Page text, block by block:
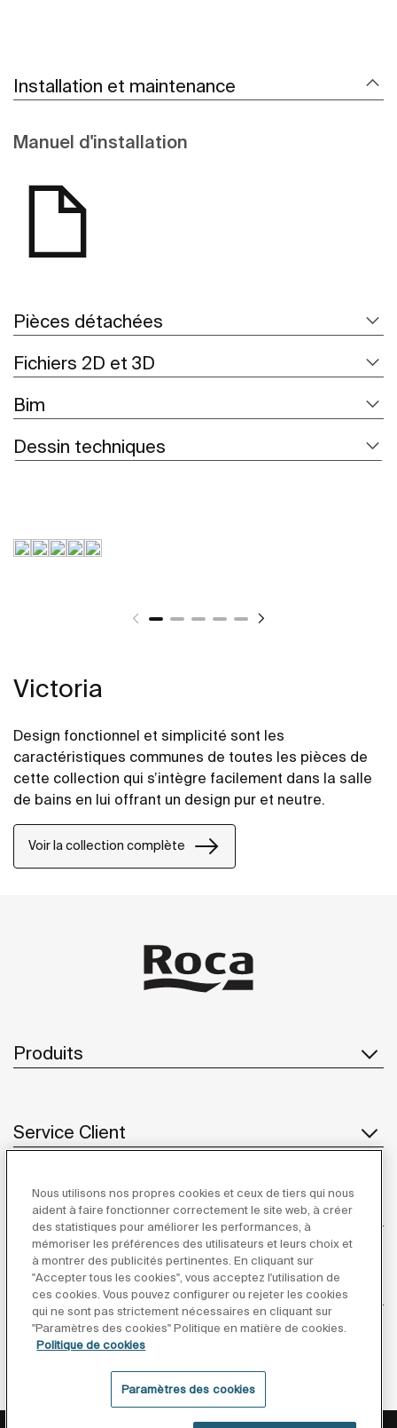
Installation et maintenance
Manuel d'installation
Pièces détachées
Fichiers 2D et 3D
Bim
Dessin techniques
Victoria
Design fonctionnel et simplicité sont les
caractéristiques communes de toutes les pièces de
cette collection qui s’intègre facilement dans la salle
de bains en lui offrant un design pur et neutre.
Voir la collection complète
Produits
Service Client
À propos de Roca
Inspiration
Suivez-nous
Nous utilisons nos propres cookies et ceux de tiers qui nous
aident à faire fonctionner correctement le site web, à créer
des statistiques pour améliorer les performances, à
mémoriser les préférences des utilisateurs et leurs choix et
à montrer des publicités pertinentes. En cliquant sur
"Accepter tous les cookies", vous acceptez l'utilisation de
ces cookies. Vous pouvez configurer ou rejeter les cookies
qui ne sont pas strictement nécessaires en cliquant sur
"Paramètres des cookies" Politique en matière de cookies.
Politique de cookies
Paramètres des cookies